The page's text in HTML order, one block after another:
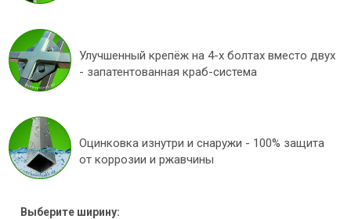
Улучшенный крепёж на 4-х болтах вместо двух
- запатентованная краб-система
Оцинковка изнутри и снаружи - 100% защита
от коррозии и ржавчины
Выберите ширину: